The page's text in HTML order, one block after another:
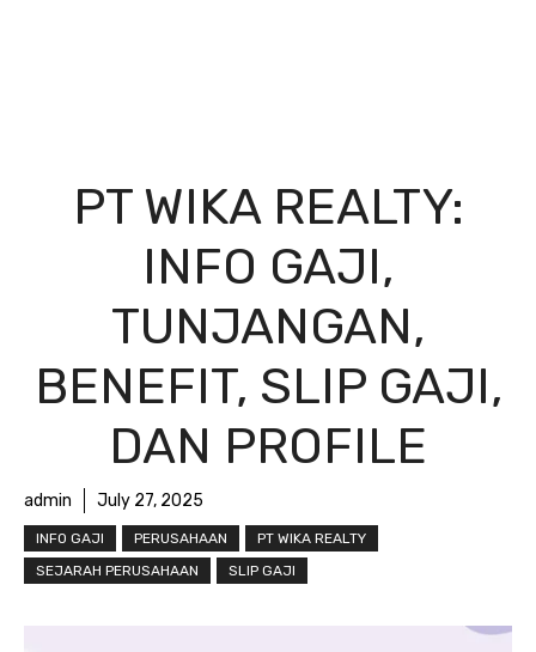
PT WIKA REALTY:
INFO GAJI,
TUNJANGAN,
BENEFIT, SLIP GAJI,
DAN PROFILE
admin July 27, 2025
INFO GAJI PERUSAHAAN
PT WIKA REALTY
SEJARAH PERUSAHAAN
SLIP GAJI